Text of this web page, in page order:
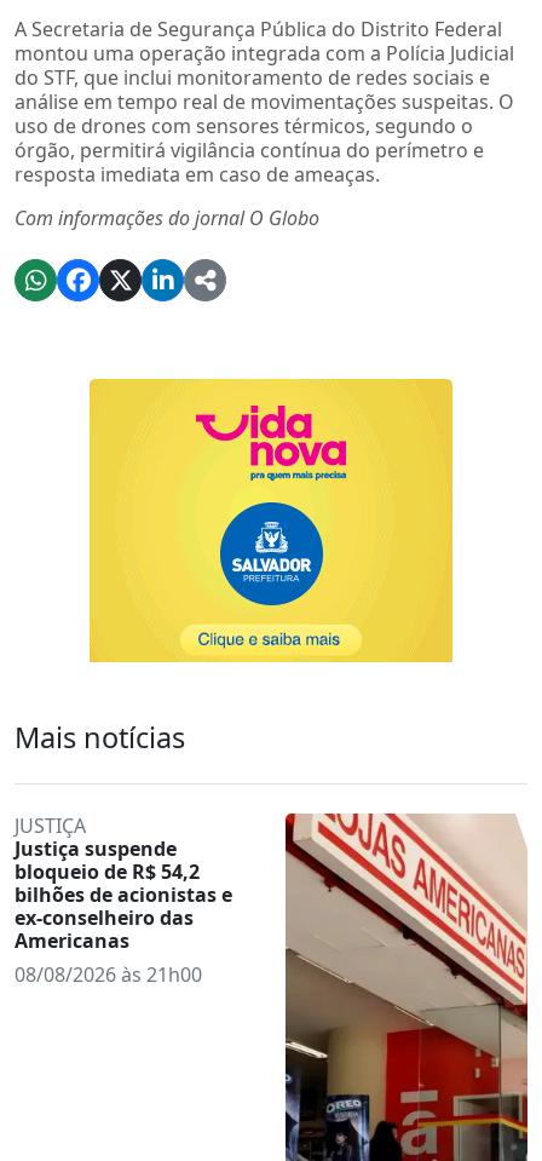
A Secretaria de Segurança Pública do Distrito Federal
montou uma operação integrada com a Polícia Judicial
do STF, que inclui monitoramento de redes sociais e
análise em tempo real de movimentações suspeitas. O
uso de drones com sensores térmicos, segundo o
órgão, permitirá vigilância contínua do perímetro e
resposta imediata em caso de ameaças.
Com informações do jornal O Globo
Mais notícias
JUSTIÇA
Justiça suspende
bloqueio de R$ 54,2
bilhões de acionistas e
ex-conselheiro das
Americanas
08/08/2026 às 21h00